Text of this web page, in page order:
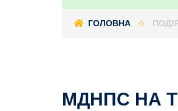
ГОЛОВНА
МДНПС НА